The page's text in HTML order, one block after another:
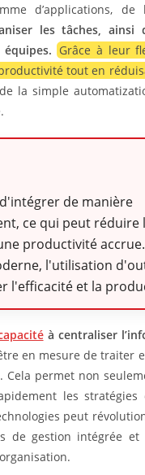
d’applications, de
les tâches, ainsi
Grâce à leur
tout en
la simple
de manière
ce qui peut réduire
productivité
l'utilisation
l'efficacité et la
à centraliser
en mesure de traiter
permet non
les
peut
de gestion intégrée